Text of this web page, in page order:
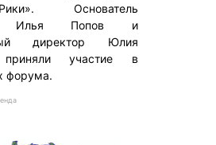
Основатель
Илья Попов и
директор Юлия
участие в
форума.